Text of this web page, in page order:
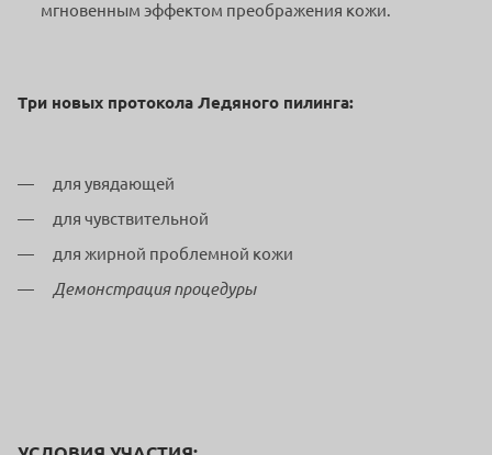
мгновенным эффектом преображения кожи.
Три новых протокола Ледяного пилинга:
для увядающей
для чувствительной
для жирной проблемной кожи
Демонстрация процедуры